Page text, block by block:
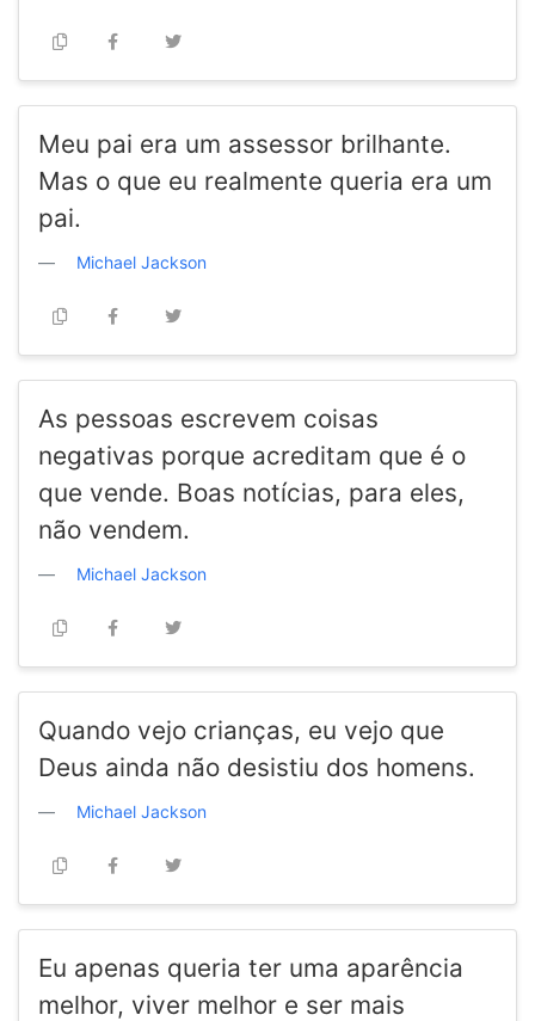
Meu pai era um assessor brilhante.
Mas o que eu realmente queria era um
pai.
Michael Jackson
As pessoas escrevem coisas
negativas porque acreditam que é o
que vende. Boas notícias, para eles,
não vendem.
Michael Jackson
Quando vejo crianças, eu vejo que
Deus ainda não desistiu dos homens.
Michael Jackson
Eu apenas queria ter uma aparência
melhor, viver melhor e ser mais